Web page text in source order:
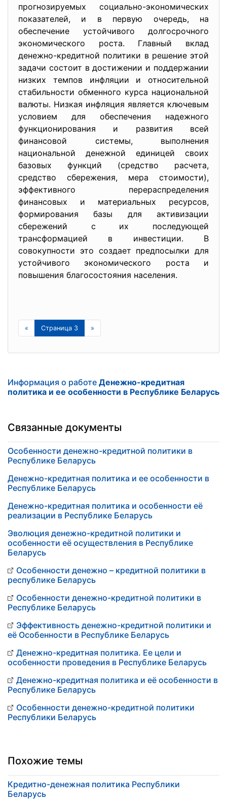
прогнозируемых социально-экономических
показателей, и в первую очередь, на
обеспечение устойчивого долгосрочного
экономического роста. Главный вклад
денежно-кредитной политики в решение этой
задачи состоит в достижении и поддержании
низких темпов инфляции и относительной
стабильности обменного курса национальной
валюты. Низкая инфляция является ключевым
условием для обеспечения надежного
функционирования и развития всей
финансовой системы, выполнения
национальной денежной единицей своих
базовых функций (средство расчета,
средство сбережения, мера стоимости),
эффективного перераспределения
финансовых и материальных ресурсов,
формирования базы для активизации
сбережений с их последующей
трансформацией в инвестиции. В
совокупности это создает предпосылки для
устойчивого экономического роста и
повышения благосостояния населения.
« Страница 3 »
Информация о работе Денежно-кредитная
политика и ее особенности в Республике Беларусь
Связанные документы
Особенности денежно-кредитной политики в
Республике Беларусь
Денежно-кредитная политика и ее особенности в
Республике Беларусь
Денежно-кредитная политика и особенности её
реализации в Республике Беларусь
Эволюция денежно-кредитной политики и
особенности её осуществления в Республике
Беларусь
Особенности денежно – кредитной политики в
республике Беларусь
Особенности денежно-кредитной политики в
Республике Беларусь
Эффективность денежно-кредитной политики и
её Особенности в Республике Беларусь
Денежно-кредитная политика. Ее цели и
особенности проведения в Республике Беларусь
Денежно-кредитная политика и её особенности в
Республике Беларусь
Особенности денежно-кредитной политики
Республики Беларусь
Похожие темы
Кредитно-денежная политика Республики
Беларусь